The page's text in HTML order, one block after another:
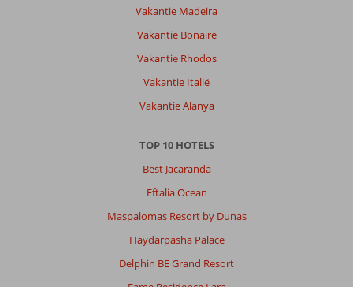
Vakantie Madeira
Vakantie Bonaire
Vakantie Rhodos
Vakantie Italië
Vakantie Alanya
TOP 10 HOTELS
Best Jacaranda
Eftalia Ocean
Maspalomas Resort by Dunas
Haydarpasha Palace
Delphin BE Grand Resort